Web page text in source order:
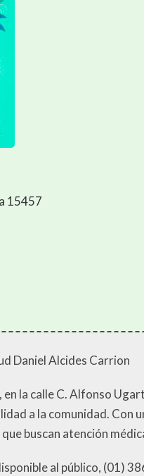
15457
Daniel Alcides Carrion
en la calle C. Alfonso
a la comunidad. Con
buscan atención
al público, (01)